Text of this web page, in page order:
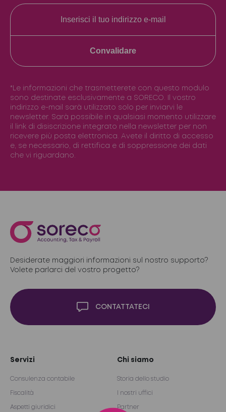
Convalidare
*Le informazioni che trasmetterete con questo modulo
sono destinate esclusivamente a SORECO. Il vostro
indirizzo e-mail sarà utilizzato solo per inviarvi le
newsletter. Sarà possibile in qualsiasi momento utilizzare
il link di disiscrizione integrato nella newsletter per non
ricevere più posta elettronica. Avete il diritto di accesso
e, se necessario, di rettifica e di soppressione dei dati
che vi riguardano.
Desiderate maggiori informazioni sul nostro supporto?
Volete parlarci del vostro progetto?
CONTATTATECI
Servizi
Consulenza contabile
Fiscalità
Aspetti giuridici
Chi siamo
Storia dello studio
I nostri uffici
Partner